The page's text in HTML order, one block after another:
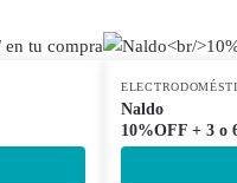
Naldo
10%OFF + 3 o